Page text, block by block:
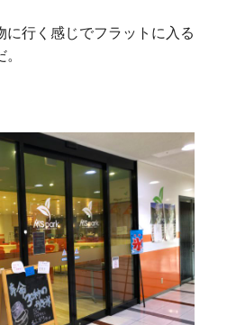
に行く感じでフラットに入る